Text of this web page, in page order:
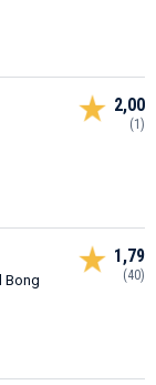
2,00
(1)
Bong
1,79
(40)